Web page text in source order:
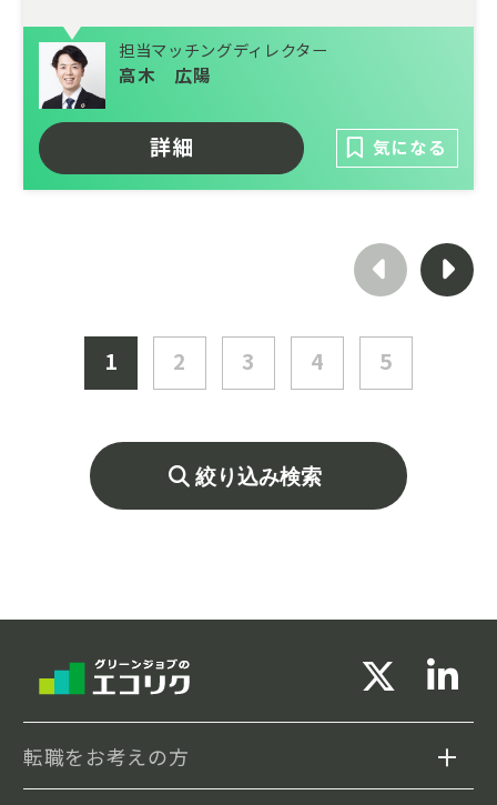
すでに複数の企業・パートナーと連携した脱
炭素プロジェクトが立ち上がり始めており、
今後はこれらの取り組みを単発に留めず、産
業全体にインパクトを与えるスケールへと引
き上げていくフェーズに入っています。
走しながら、脱炭素事業の中核メンバーとし
て事業推進をリードしていただける方を募集
担当マッチングディレクター
高木 広陽
詳細 気になる
1 2 3 4 5
絞り込み検索
転職をお考えの方